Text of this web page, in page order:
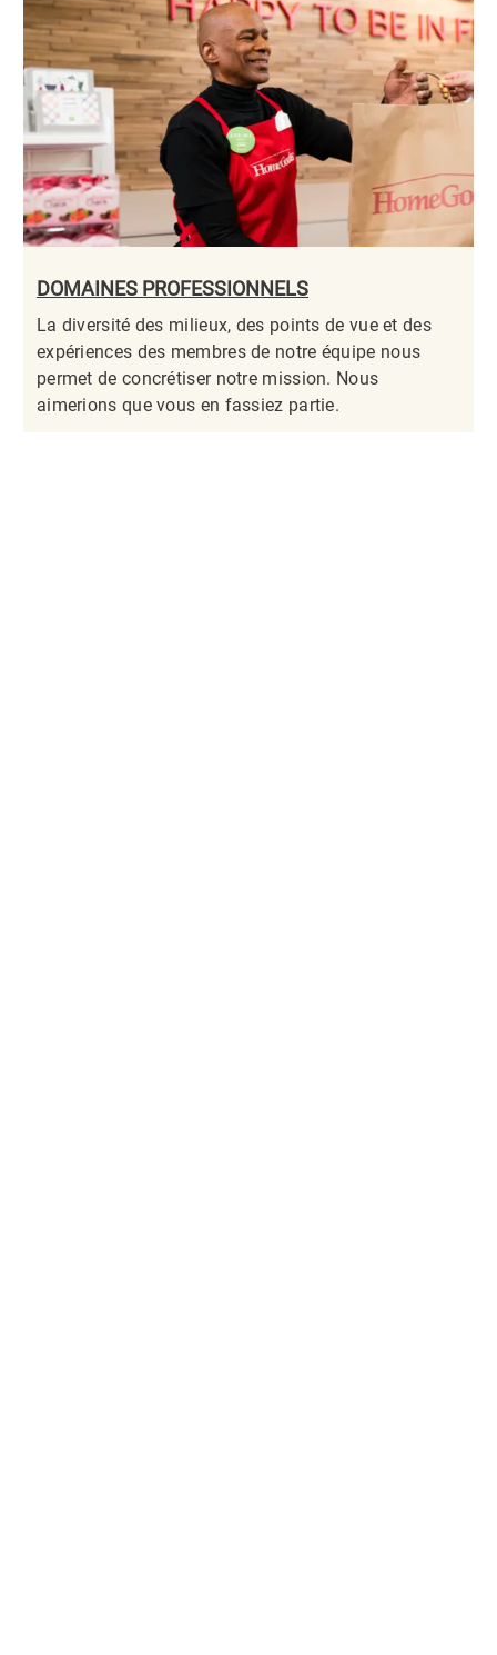
DOMAINES PROFESSIONNELS
La diversité des milieux, des points de vue et des
expériences des membres de notre équipe nous
permet de concrétiser notre mission. Nous
aimerions que vous en fassiez partie.​​​​​​​